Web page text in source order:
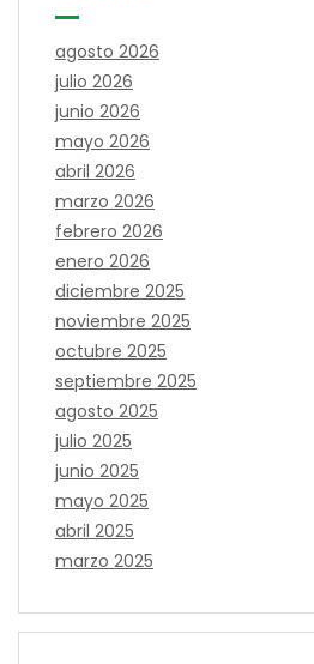
agosto 2026
julio 2026
junio 2026
mayo 2026
abril 2026
marzo 2026
febrero 2026
enero 2026
diciembre 2025
noviembre 2025
octubre 2025
septiembre 2025
agosto 2025
julio 2025
junio 2025
mayo 2025
abril 2025
marzo 2025